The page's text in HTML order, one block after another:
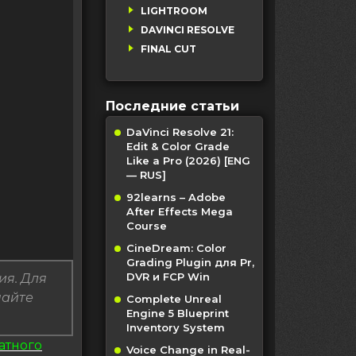
Для
LIGHTROOM
DAVINCI RESOLVE
FINAL CUT
Последние статьи
DaVinci Resolve 21:
Edit & Color Grade
Like a Pro (2026) [ENG
— RUS]
92learns – Adobe
After Effects Mega
Course
CineDream: Color
Grading Plugin для Pr,
DVR и FCP Win
Complete Unreal
Engine 5 Blueprint
Inventory System
Voice Change in Real-